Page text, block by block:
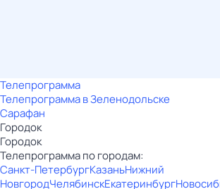
Телепрограмма
Телепрограмма в Зеленодольске
Сарафан
Городок
Городок
Телепрограмма по городам:
Санкт-ПетербургКазаньНижний
НовгородЧелябинскЕкатеринбург